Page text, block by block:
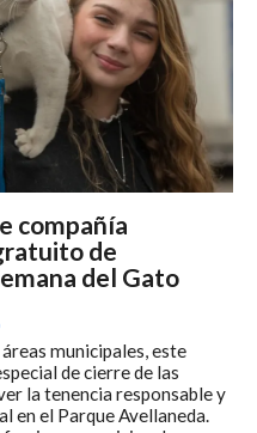
compañía
de
del Gato
municipales, este
de cierre de las
la tenencia responsable y
en el Parque Avellaneda.